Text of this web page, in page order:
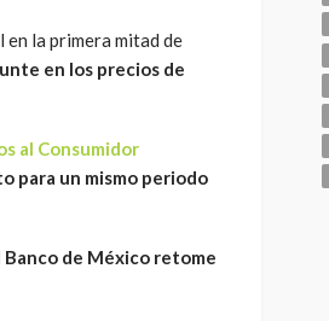
la primera mitad de
en los precios de
al Consumidor
para un mismo periodo
Banco de México retome